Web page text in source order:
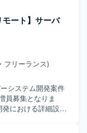
理など多機能なビ
に携わることで、
見を深めることが
ド、DBまで一貫
ルセットを磨く
を重視した開発
に必要な経験も
を用いたWebアプ
す。
ドおよびフロント
、開発、テスト、
す。 あわせて、コ
を実施していた
と連携し、開発す
チケット管理を
ネスサイドへの
方を求めておりま
と積極的にコミュ
題解決に取り組め
ート】サーバ
フリーランス)
システム開発案件
員募集となりま